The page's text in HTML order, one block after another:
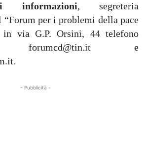
informazioni, segreteria
“Forum per i problemi della pace
in via G.P. Orsini, 44 telefono
forumcd@tin.it e
- Pubblicità -